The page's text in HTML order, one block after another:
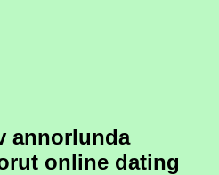
annorlunda
online dating